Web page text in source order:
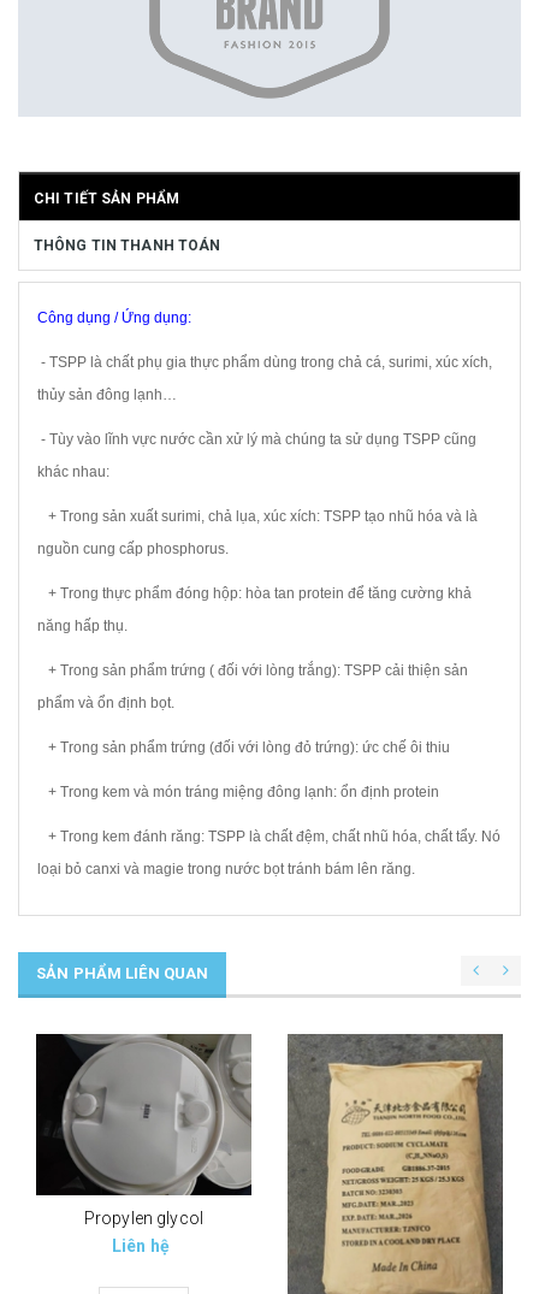
CHI TIẾT SẢN PHẨM
THÔNG TIN THANH TOÁN
Công dụng / Ứng dụng:
- TSPP là chất phụ gia thực phẩm dùng trong chả cá, surimi, xúc xích,
thủy sản đông lạnh…
- Tùy vào lĩnh vực nước cần xử lý mà chúng ta sử dụng TSPP cũng
khác nhau:
+ Trong sản xuất surimi, chả lụa, xúc xích: TSPP tạo nhũ hóa và là
nguồn cung cấp phosphorus.
+ Trong thực phẩm đóng hộp: hòa tan protein để tăng cường khả
năng hấp thụ.
+ Trong sản phẩm trứng ( đối với lòng trắng): TSPP cải thiện sản
phẩm và ổn định bọt.
+ Trong sản phẩm trứng (đối với lòng đỏ trứng): ức chế ôi thiu
+ Trong kem và món tráng miệng đông lạnh: ổn định protein
+ Trong kem đánh răng: TSPP là chất đệm, chất nhũ hóa, chất tẩy. Nó
loại bỏ canxi và magie trong nước bọt tránh bám lên răng.
SẢN PHẨM LIÊN QUAN
Propylen glycol
Liên hệ